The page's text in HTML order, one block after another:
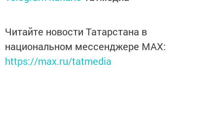
Читайте новости Татарстана в
национальном мессенджере MАХ:
https://max.ru/tatmedia